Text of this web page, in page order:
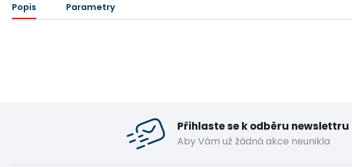
Popis Parametry
Přihlaste se k odběru newslettru
Aby Vám už žádná akce neunikla